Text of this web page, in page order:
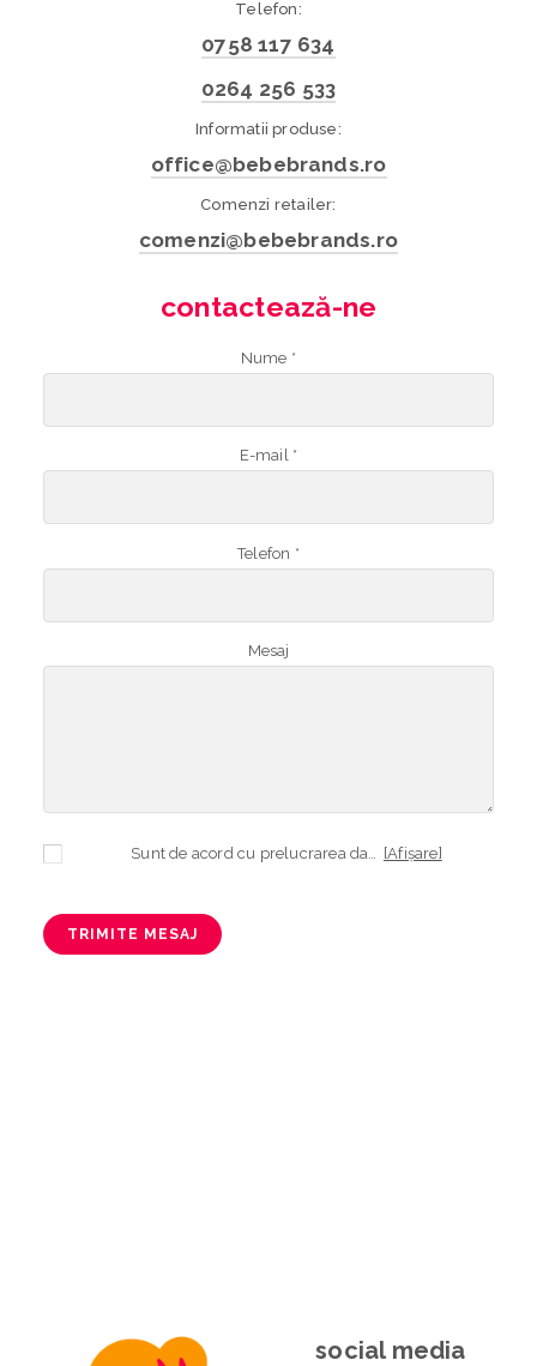
Telefon:
0758 117 634
0264 256 533
Informatii produse:
office@bebebrands.ro
Comenzi retailer:
comenzi@bebebrands.ro
contactează-ne
Nume *
E-mail *
Telefon *
Mesaj
[Afișare]
TRIMITE MESAJ
social media